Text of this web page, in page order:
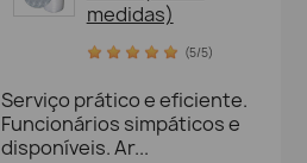
medidas)
(5/5)
Serviço prático e eficiente.
Funcionários simpáticos e
disponíveis. Ar...